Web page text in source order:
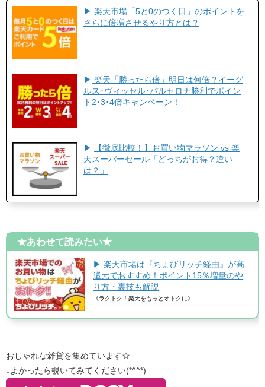
▶ 楽天市場「5と0のつく日」のポイントを
さらに倍増させるやり方とは？
▶ 楽天「勝ったら倍」明日は何倍？イーグ
ルス･ヴィッセル･バルセロナ勝利でポイン
ト2･3･4倍キャンペーン！
▶
【徹底比較！】お買い物マラソン vs 楽
天スーパーセール「どっちがお得？違い
は？」
★あわせて読みたい★
▶楽天市場は『ちょびリッチ経由』が高
還元でおすすめ！ポイント15％増量のや
り方・裏技も解説
《ラクトク！楽天をもっとオトクに》
おしゃれな雑貨を集めています☆
↓よかったら覗いてみてください(*^^*)